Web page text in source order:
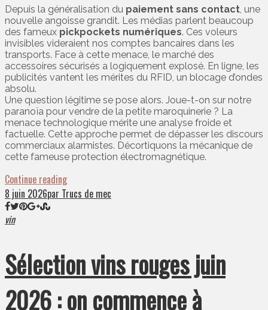
Depuis la généralisation du paiement sans contact, une
nouvelle angoisse grandit. Les médias parlent beaucoup
des fameux pickpockets numériques. Ces voleurs
invisibles videraient nos comptes bancaires dans les
transports. Face à cette menace, le marché des
accessoires sécurisés a logiquement explosé. En ligne, les
publicités vantent les mérites du RFID, un blocage d’ondes
absolu.
Une question légitime se pose alors. Joue-t-on sur notre
paranoïa pour vendre de la petite maroquinerie ? La
menace technologique mérite une analyse froide et
factuelle. Cette approche permet de dépasser les discours
commerciaux alarmistes. Décortiquons la mécanique de
cette fameuse protection électromagnétique.
Continue reading
8 juin 2026par Trucs de mec
vin
Sélection vins rouges juin
2026 : on commence à